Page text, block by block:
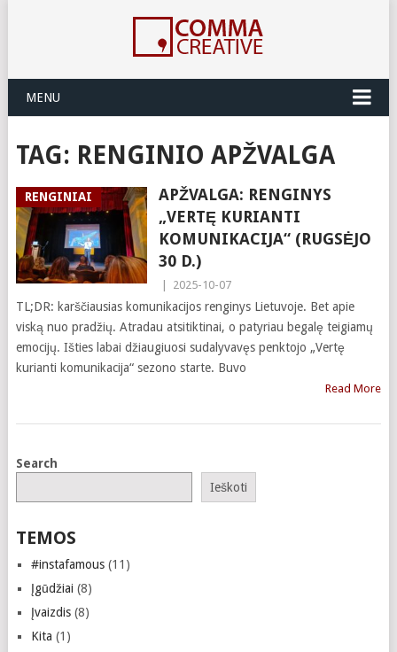
MENU
TAG: RENGINIO APŽVALGA
RENGINIAI
APŽVALGA: RENGINYS
„VERTĘ KURIANTI
KOMUNIKACIJA“ (RUGSĖJO
30 D.)
2025-10-07
TL;DR: karščiausias komunikacijos renginys Lietuvoje. Bet apie
viską nuo pradžių. Atradau atsitiktinai, o patyriau begalę teigiamų
emocijų. Išties labai džiaugiuosi sudalyvavęs penktojo „Vertę
kurianti komunikacija“ sezono starte. Buvo
Read More
Search
Ieškoti
TEMOS
#instafamous(11)
Įgūdžiai (8)
Įvaizdis(8)
Kita (1)